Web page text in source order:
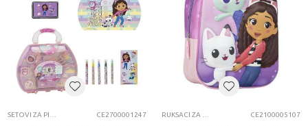
CE2700001247 CE2100005107